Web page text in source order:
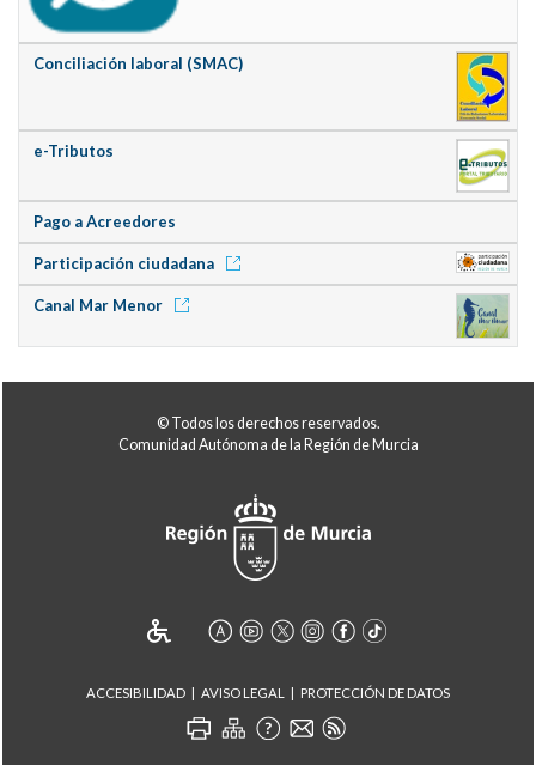
Conciliación laboral (SMAC)
e-Tributos
Pago a Acreedores
Participación ciudadana
Canal Mar Menor
© Todos los derechos reservados.
Comunidad Autónoma de la Región de Murcia
ACCESIBILIDAD AVISO LEGAL PROTECCIÓN DE DATOS